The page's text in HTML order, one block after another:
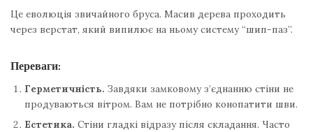
Це еволюція звичайного бруса. Масив дерева проходить
через верстат, який випилює на ньому систему “шип-паз”.
Переваги:
Герметичність. Завдяки замковому з’єднанню стіни не
продуваються вітром. Вам не потрібно конопатити шви.
Естетика. Стіни гладкі відразу після складання. Часто